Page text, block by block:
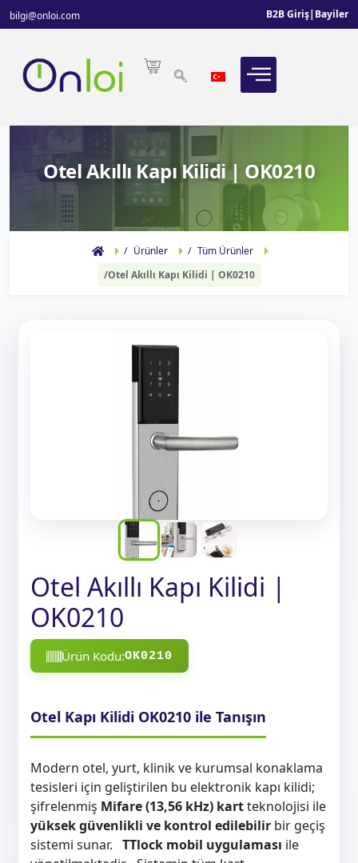
bilgi@onloi.com B2B Giriş| Bayiler
Otel Akıllı Kapı Kilidi | OK0210
Ürünler
Tüm Ürünler
Otel Akıllı Kapı Kilidi | OK0210
Otel Akıllı Kapı Kilidi |
OK0210
Ürün Kodu:OK0210
Otel Kapı Kilidi OK0210 ile Tanışın
Modern otel, yurt, klinik ve kurumsal konaklama
tesisleri için geliştirilen bu elektronik kapı kilidi;
şifrelenmiş Mifare (13,56 kHz) kartteknolojisi ile
yüksek güvenlikli ve kontrol edilebilir bir geçiş
sistemi sunar. TTlock mobil uygulaması ile